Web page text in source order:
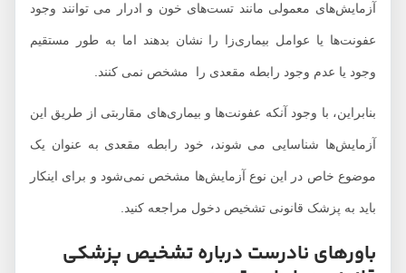
آزمایش‌های معمولی مانند تست‌های خون و ادرار می توانند وجود
عفونت‌ها یا عوامل بیماری‌زا را نشان بدهند اما به طور مستقیم
وجود یا عدم وجود رابطه مقعدی را مشخص نمی کنند.
بنابراین، با وجود آنکه عفونت‌ها و بیماری‌های مقاربتی از طریق این
آزمایش‌ها شناسایی می شوند، خود رابطه مقعدی به عنوان یک
موضوع خاص در این نوع آزمایش‌ها مشخص نمی‌شود و برای اینکار
باید به پزشک قانونی تشخیص دخول مراجعه کنید.
باورهای نادرست درباره تشخیص پزشکی